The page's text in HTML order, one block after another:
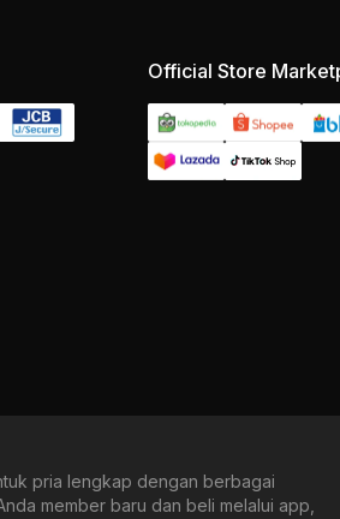
Official Store
pria lengkap dengan berbagai
member baru dan beli melalui app,